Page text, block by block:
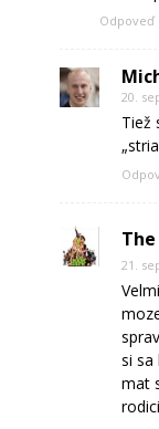
Odpoveď
20.
Tiež
21.
si sa
mat